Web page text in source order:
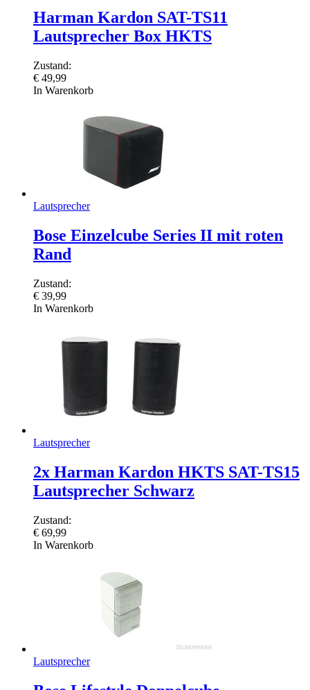
Harman Kardon SAT-TS11
Lautsprecher Box HKTS
Zustand:
€ 49,99
In Warenkorb
Lautsprecher
Bose Einzelcube Series II mit roten
Rand
Zustand:
€ 39,99
In Warenkorb
Lautsprecher
2x Harman Kardon HKTS SAT-TS15
Lautsprecher Schwarz
Zustand:
€ 69,99
In Warenkorb
Lautsprecher